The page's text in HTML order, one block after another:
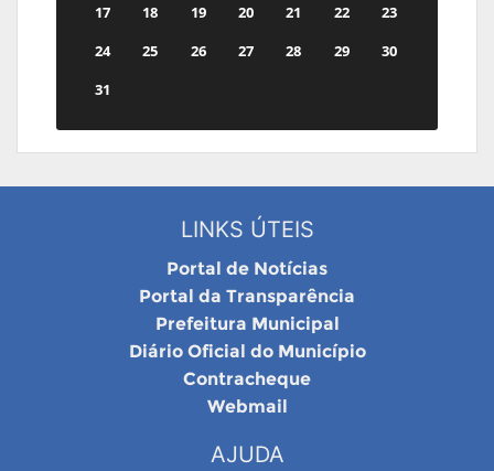
17
18 19 20 21 22
23
24
25 26 27 28 29
30
31
LINKS ÚTEIS
Portal de Notícias
Portal da Transparência
Prefeitura Municipal
Diário Oficial do Município
Contracheque
Webmail
AJUDA